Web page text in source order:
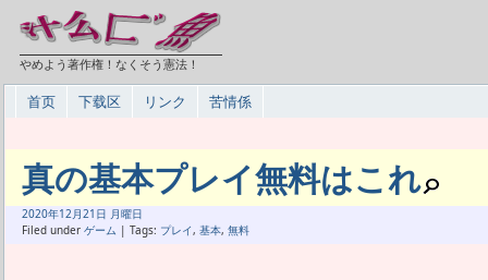
やめよう著作権！なくそう憲法！
首页 下载区 リンク 苦情係
真の基本プレイ無料はこれ
2020年12月21日 月曜日
Filed under ゲーム | Tags: プレイ, 基本, 無料